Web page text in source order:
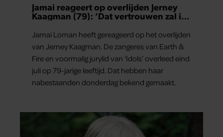
Jamai reageert op overlijden Jerney
Kaagman (79): ‘Dat vertrouwen zal ik
Jamai Loman heeft gereageerd op het overlijden
van Jerney Kaagman. De zangeres van Earth &
Fire en voormalig jurylid van ‘Idols’ overleed eind
juli op 79-jarige leeftijd. Dat hebben haar
nabestaanden donderdag bekend gemaakt.